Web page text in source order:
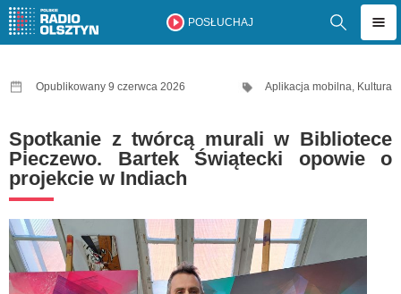
POSŁUCHAJ
Opublikowany 9 czerwca 2026 Aplikacja mobilna, Kultura
Spotkanie z twórcą murali w Bibliotece
Pieczewo. Bartek Świątecki opowie o
projekcie w Indiach